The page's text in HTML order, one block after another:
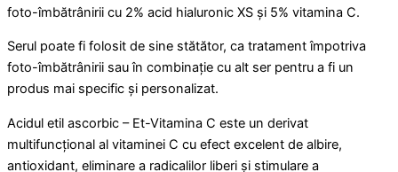
foto-îmbătrânirii cu 2% acid hialuronic XS și 5% vitamina C.
Serul poate fi folosit de sine stătător, ca tratament împotriva
foto-îmbătrânirii sau în combinație cu alt ser pentru a fi un
produs mai specific și personalizat.
Acidul etil ascorbic – Et-Vitamina C este un derivat
multifuncțional al vitaminei C cu efect excelent de albire,
antioxidant, eliminare a radicalilor liberi și stimulare a